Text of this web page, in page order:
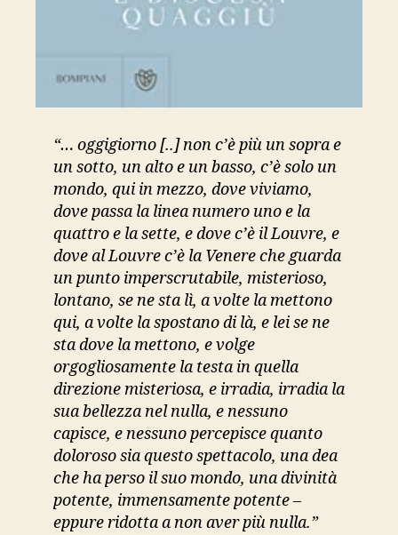
“… oggigiorno [..] non c’è più un sopra e
un sotto, un alto e un basso, c’è solo un
mondo, qui in mezzo, dove viviamo,
dove passa la linea numero uno e la
quattro e la sette, e dove c’è il Louvre, e
dove al Louvre c’è la Venere che guarda
un punto imperscrutabile, misterioso,
lontano, se ne sta lì, a volte la mettono
qui, a volte la spostano di là, e lei se ne
sta dove la mettono, e volge
orgogliosamente la testa in quella
direzione misteriosa, e irradia, irradia la
sua bellezza nel nulla, e nessuno
capisce, e nessuno percepisce quanto
doloroso sia questo spettacolo, una dea
che ha perso il suo mondo, una divinità
potente, immensamente potente –
eppure ridotta a non aver più nulla.”